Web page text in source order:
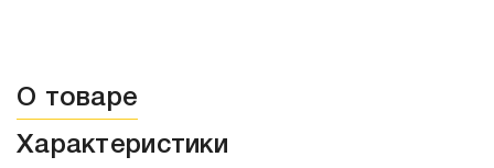
О товаре
Характеристики